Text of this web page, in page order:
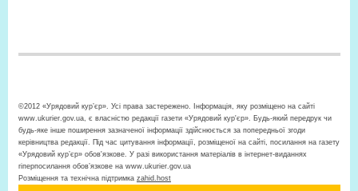
©2012 «Урядовий кур’єр». Усі права застережено. Інформація, яку розміщено на сайті
www.ukurier.gov.ua, є власністю редакції газети «Урядовий кур'єр». Будь-який передрук чи
будь-яке інше поширення зазначеної інформації здійснюється за попередньої згоди
керівництва редакції. Під час цитування інформації, розміщеної на сайті, посилання на газету
«Урядовий кур’єр» обов'язкове. У разі використання матеріалів в інтернет-виданнях
гіперпосилання обов’язкове на www.ukurier.gov.ua
Розміщення та технічна підтримка zahid.host